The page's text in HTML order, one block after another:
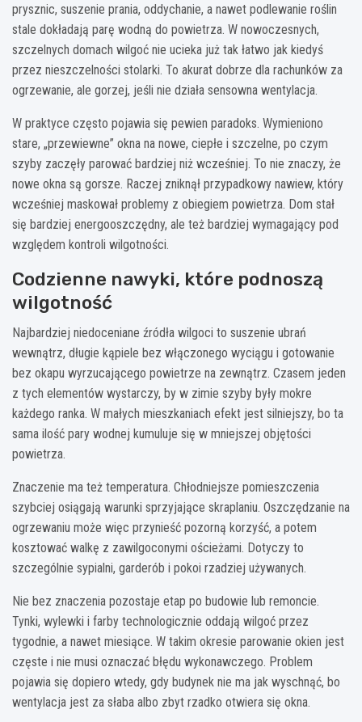
prysznic, suszenie prania, oddychanie, a nawet podlewanie roślin
stale dokładają parę wodną do powietrza. W nowoczesnych,
szczelnych domach wilgoć nie ucieka już tak łatwo jak kiedyś
przez nieszczelności stolarki. To akurat dobrze dla rachunków za
ogrzewanie, ale gorzej, jeśli nie działa sensowna wentylacja.
W praktyce często pojawia się pewien paradoks. Wymieniono
stare, „przewiewne” okna na nowe, ciepłe i szczelne, po czym
szyby zaczęły parować bardziej niż wcześniej. To nie znaczy, że
nowe okna są gorsze. Raczej zniknął przypadkowy nawiew, który
wcześniej maskował problemy z obiegiem powietrza. Dom stał
się bardziej energooszczędny, ale też bardziej wymagający pod
względem kontroli wilgotności.
Codzienne nawyki, które podnoszą
wilgotność
Najbardziej niedoceniane źródła wilgoci to suszenie ubrań
wewnątrz, długie kąpiele bez włączonego wyciągu i gotowanie
bez okapu wyrzucającego powietrze na zewnątrz. Czasem jeden
z tych elementów wystarczy, by w zimie szyby były mokre
każdego ranka. W małych mieszkaniach efekt jest silniejszy, bo ta
sama ilość pary wodnej kumuluje się w mniejszej objętości
powietrza.
Znaczenie ma też temperatura. Chłodniejsze pomieszczenia
szybciej osiągają warunki sprzyjające skraplaniu. Oszczędzanie na
ogrzewaniu może więc przynieść pozorną korzyść, a potem
kosztować walkę z zawilgoconymi ościeżami. Dotyczy to
szczególnie sypialni, garderób i pokoi rzadziej używanych.
Nie bez znaczenia pozostaje etap po budowie lub remoncie.
Tynki, wylewki i farby technologicznie oddają wilgoć przez
tygodnie, a nawet miesiące. W takim okresie parowanie okien jest
częste i nie musi oznaczać błędu wykonawczego. Problem
pojawia się dopiero wtedy, gdy budynek nie ma jak wyschnąć, bo
wentylacja jest za słaba albo zbyt rzadko otwiera się okna.